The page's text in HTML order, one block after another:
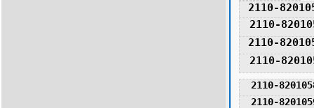
2110-
2110-
2110-
2110-
2110-
2110-